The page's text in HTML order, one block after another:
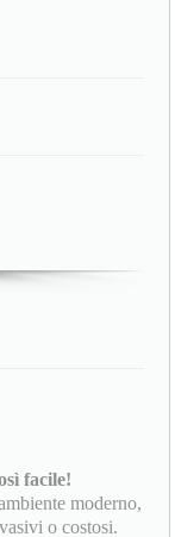
facile!
moderno,
o costosi.